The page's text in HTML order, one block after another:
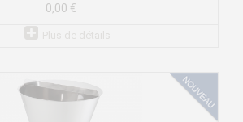
0,00 €